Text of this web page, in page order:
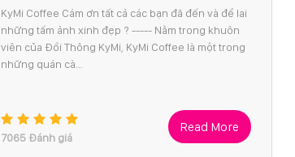
KyMi Coffee Cám ơn tất cả các bạn đã đến và để lai
những tấm ảnh xinh đẹp ? ----- Nằm trong khuôn
viên của Đồi Thông KyMi, KyMi Coffee là một trong
những quán cà…
Read More
7065 Đánh giá